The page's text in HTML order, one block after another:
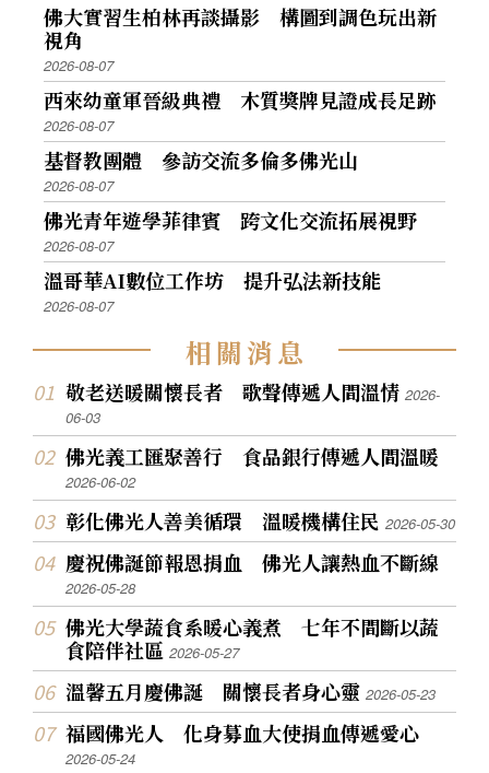
佛大實習生柏林再談攝影 構圖到調色玩出新
視角
2026-08-07
西來幼童軍晉級典禮 木質獎牌見證成長足跡
2026-08-07
基督教團體 參訪交流多倫多佛光山
2026-08-07
佛光青年遊學菲律賓 跨文化交流拓展視野
2026-08-07
溫哥華AI數位工作坊 提升弘法新技能
2026-08-07
相關消息
敬老送暖關懷長者 歌聲傳遞人間溫情2026-
06-03
佛光義工匯聚善行 食品銀行傳遞人間溫暖
2026-06-02
彰化佛光人善美循環 溫暖機構住民2026-05-30
慶祝佛誕節報恩捐血 佛光人讓熱血不斷線
2026-05-28
佛光大學蔬食系暖心義煮 七年不間斷以蔬
食陪伴社區2026-05-27
溫馨五月慶佛誕 關懷長者身心靈2026-05-23
福國佛光人 化身募血大使捐血傳遞愛心
2026-05-24